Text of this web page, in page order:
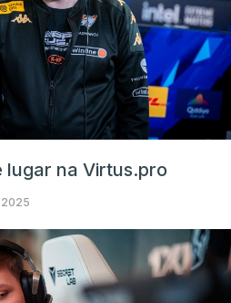
lugar na Virtus.pro